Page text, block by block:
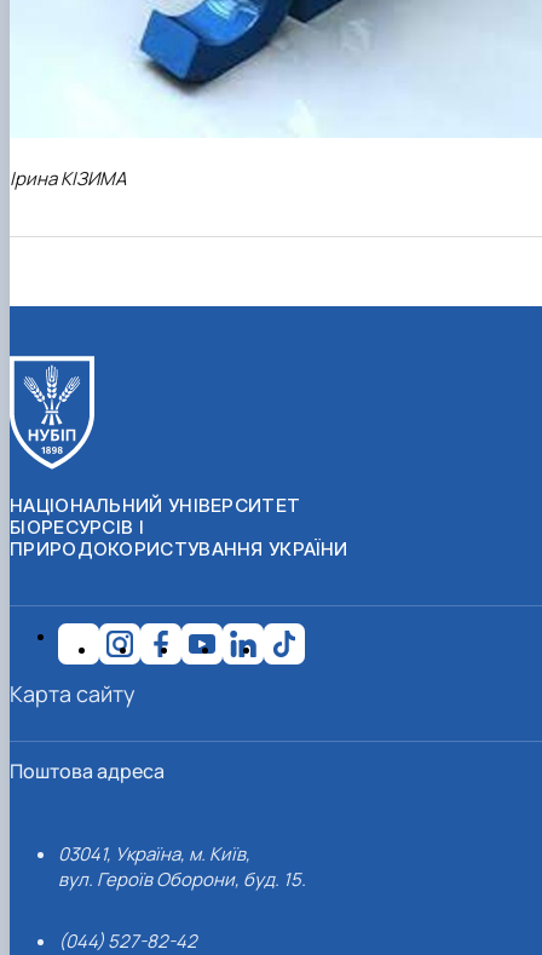
Ірина КІЗИМА
НАЦІОНАЛЬНИЙ УНІВЕРСИТЕТ
БІОРЕСУРСІВ І
ПРИРОДОКОРИСТУВАННЯ УКРАЇНИ
Поштова адреса
03041, Україна, м. Київ,
вул. Героїв Оборони, буд. 15.
(044) 527-82-42
Карта сайту